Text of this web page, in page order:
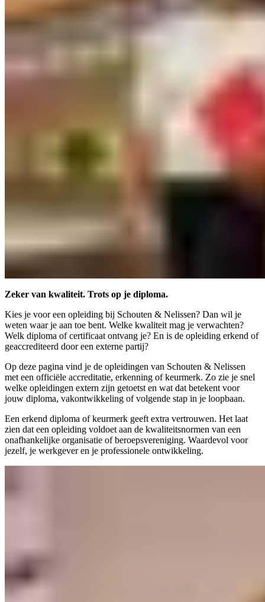
Zeker van kwaliteit. Trots op je diploma.
Kies je voor een opleiding bij Schouten & Nelissen? Dan wil je
weten waar je aan toe bent. Welke kwaliteit mag je verwachten?
Welk diploma of certificaat ontvang je? En is de opleiding erkend of
geaccrediteerd door een externe partij?
Op deze pagina vind je de opleidingen van Schouten & Nelissen
met een officiële accreditatie, erkenning of keurmerk. Zo zie je snel
welke opleidingen extern zijn getoetst en wat dat betekent voor
jouw diploma, vakontwikkeling of volgende stap in je loopbaan.
Een erkend diploma of keurmerk geeft extra vertrouwen. Het laat
zien dat een opleiding voldoet aan de kwaliteitsnormen van een
onafhankelijke organisatie of beroepsvereniging. Waardevol voor
jezelf, je werkgever en je professionele ontwikkeling.